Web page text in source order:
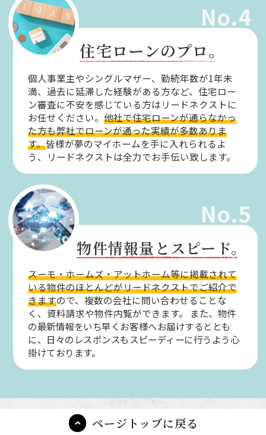
No.4
住宅ローンのプロ。
個人事業主やシングルマザー、勤続年数が1年未
満、過去に延滞した経験がある方など、住宅ロー
ン審査に不安を感じている方はリードネクストに
お任せください。他社で住宅ローンが通らなかっ
た方も弊社でローンが通った実績が多数ありま
す。皆様が夢のマイホームを手に入れられるよ
う、リードネクストは全力でお手伝い致します。
No.5
物件情報量とスピード。
スーモ・ホームズ・アットホーム等に掲載されて
いる物件のほとんどがリードネクストでご紹介で
きますので、複数の会社に問い合わせることな
く、資料請求や物件内覧ができます。
また、物件
の最新情報をいち早くお客様へお届けするととも
に、日々のレスポンスもスピーディーに行うよう心
掛けております。
ページトップに戻る